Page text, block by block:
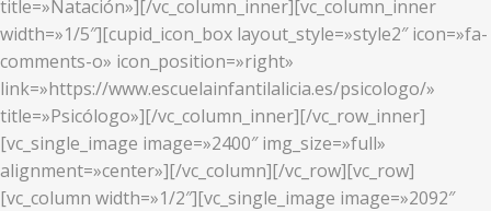
title=»Natación»][/vc_column_inner][vc_column_inner
width=»1/5″][cupid_icon_box layout_style=»style2″ icon=»fa-
comments-o» icon_position=»right»
link=»https://www.escuelainfantilalicia.es/psicologo/»
title=»Psicólogo»][/vc_column_inner][/vc_row_inner]
[vc_single_image image=»2400″ img_size=»full»
alignment=»center»][/vc_column][/vc_row][vc_row]
[vc_column width=»1/2″][vc_single_image image=»2092″